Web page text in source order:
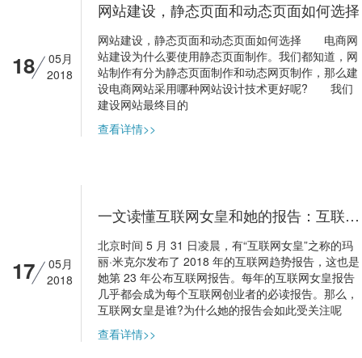
18
05月
2018
网站建设，静态页面和动态页面如何选择
网站建设，静态页面和动态页面如何选择 电商网
站建设为什么要使用静态页面制作。我们都知道，网
站制作有分为静态页面制作和动态网页制作，那么建
设电商网站采用哪种网站设计技术更好呢? 我们
建设网站最终目的
查看详情>>
17
05月
2018
一文读懂互联网女皇和她的报告：互联网领域的投资圣经、选股指南
北京时间 5 月 31 日凌晨，有“互联网女皇”之称的玛
丽·米克尔发布了 2018 年的互联网趋势报告，这也是
她第 23 年公布互联网报告。每年的互联网女皇报告
几乎都会成为每个互联网创业者的必读报告。那么，
互联网女皇是谁?为什么她的报告会如此受关注呢
查看详情>>